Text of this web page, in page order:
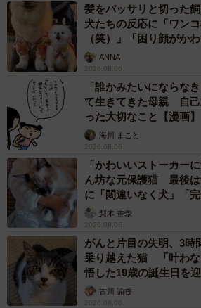
髪をバッサリと切った
犬たちの反応に「ワン
（笑）」「困り顔がかわ
ANNA
2026.08.06
「誰かみたいにならな
て生きてきた母親 自
った大切なこと【漫画】
海川 まこと
2026.08.06
「かわいいストーカー
ん坊な元保護猫 最後
に「間違いなく犬」「
梨木 香奈
2026.08.06
がんと片目の失明、3時
乗り越えた猫 「叶わ
悟した19歳の誕生日を
古川 諭香
2026.08.06